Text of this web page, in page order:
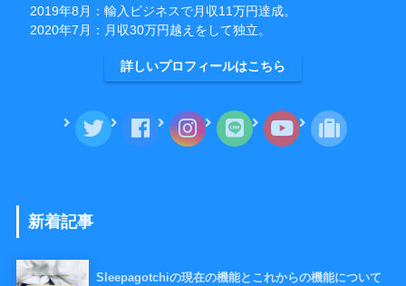
2019年8月：輸入ビジネスで月収11万円達成。
2020年7月：月収30万円越えをして独立。
詳しいプロフィールはこちら
新着記事
Sleepagotchiの現在の機能とこれからの機能について